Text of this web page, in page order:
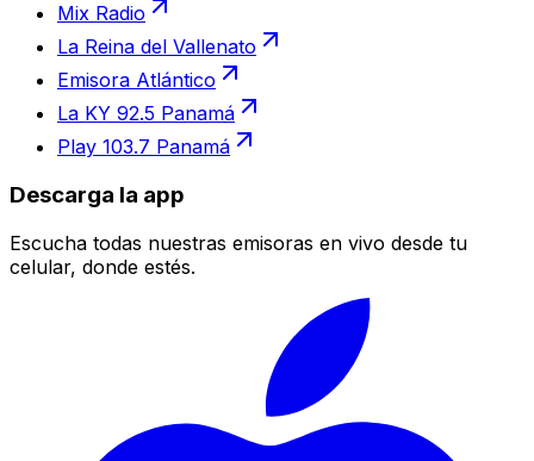
Mix Radio
La Reina del Vallenato
Emisora Atlántico
La KY 92.5 Panamá
Play 103.7 Panamá
Descarga la app
Escucha todas nuestras emisoras en vivo desde tu
celular, donde estés.